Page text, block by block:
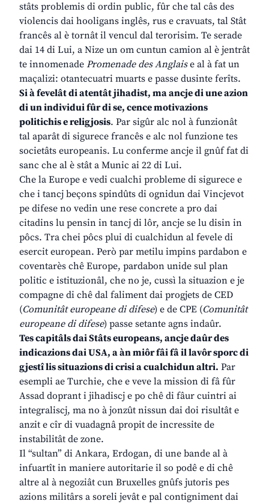
stâts problemis di ordin public, fûr che tal câs des
violencis dai hooligans inglês, rus e cravuats, tal Stât
francês al è tornât il vencul dal terorisim. Te serade
dai 14 di Lui, a Nize un om cuntun camion al è jentrât
te innomenade Promenade des Anglaise al à fat un
maçalizi: otantecuatri muarts e passe dusinte ferîts.
Si à fevelât di atentât jihadist, ma ancje di une azion
di un individui fûr di se, cence motivazions
politichis e religjosis. Par sigûr alc nol à funzionât
tal aparât di sigurece francês e alc nol funzione tes
societâts europeanis. Lu conferme ancje il gnûf fat di
sanc che al è stât a Munic ai 22 di Lui.
Che la Europe e vedi cualchi probleme di sigurece e
che i tancj beçons spindûts di ognidun dai Vincjevot
pe difese no vedin une rese concrete a pro dai
citadins lu pensin in tancj di lôr, ancje se lu disin in
pôcs. Tra chei pôcs plui di cualchidun al fevele di
esercit european. Però par metilu impins pardabon e
coventarès chê Europe, pardabon unide sul plan
politic e istituzionâl, che no je, cussì la situazion e je
compagne di chê dal faliment dai progjets de CED
(Comunitât europeane di difese) e de CPE (Comunitât
europeane di difese) passe setante agns indaûr.
Tes capitâls dai Stâts europeans, ancje daûr des
indicazions dai USA, a àn miôr fâi fâ il lavôr sporc di
gjestî lis situazions di crisi a cualchidun altri. Par
esempli ae Turchie, che e veve la mission di fâ fûr
Assad doprant i jihadiscj e po chê di fâur cuintri ai
integraliscj, ma no à jonzût nissun dai doi risultât e
anzit e cîr di vuadagnâ propit de incressite de
instabilitât de zone.
Il “sultan” di Ankara, Erdogan, di une bande al à
infuartît in maniere autoritarie il so podê e di chê
altre al à negoziât cun Bruxelles gnûfs jutoris pes
azions militârs a soreli jevât e pal contigniment dai